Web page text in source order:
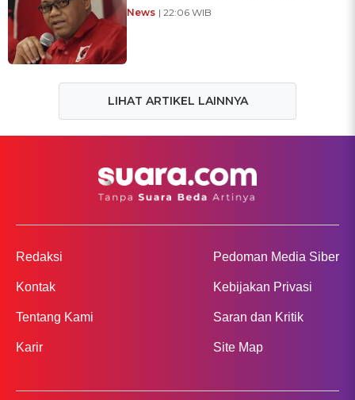
News | 22:06 WIB
LIHAT ARTIKEL LAINNYA
Redaksi
Kontak
Tentang Kami
Karir
Pedoman Media Siber
Kebijakan Privasi
Saran dan Kritik
Site Map